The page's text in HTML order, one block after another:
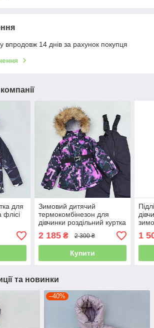
впродовж 14 днів за рахунок покупця
для
Зимовий дитячий
термокомбінезон для
дівчинки роздільний куртка
напівкомбінезон "Крісті" на
3 4 5 6 років
2 185₴ 2 300 ₴
Купити
1
та новинки
–40%